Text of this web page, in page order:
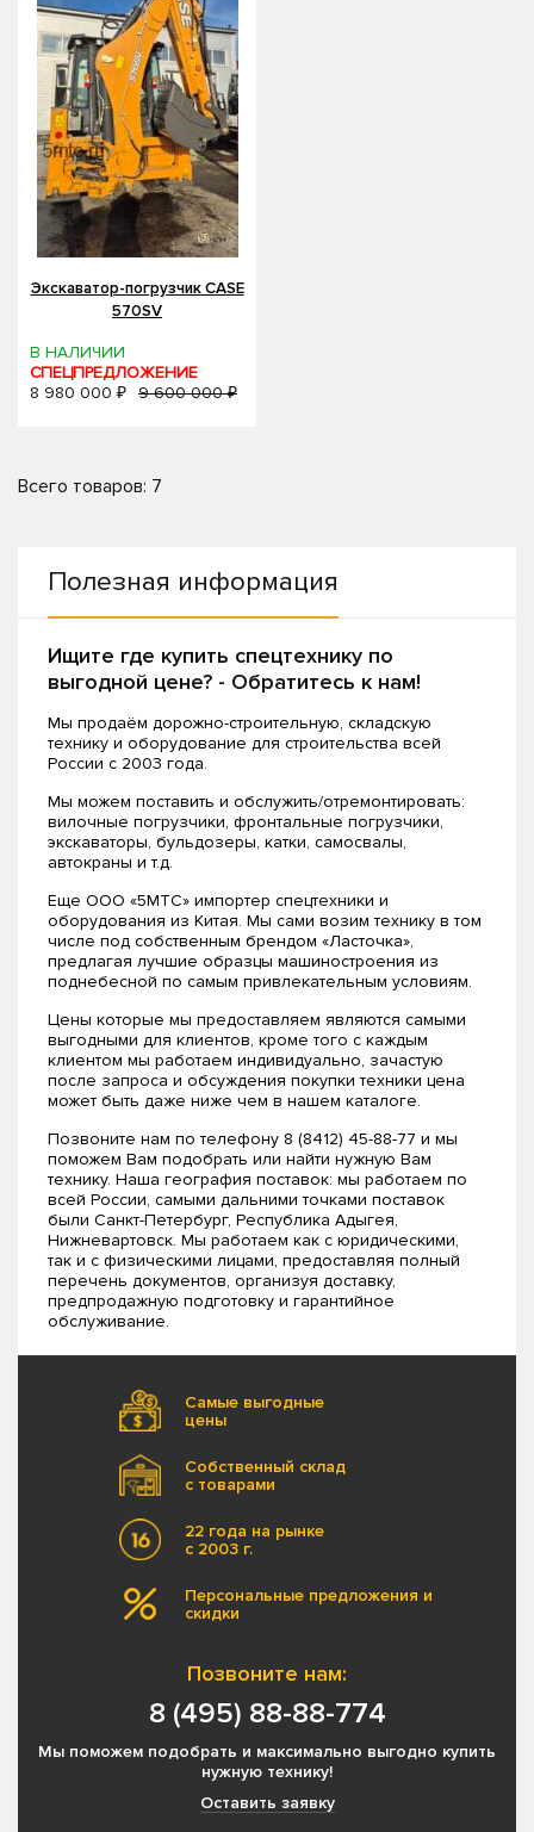
Экскаватор-погрузчик CASE
570SV
В НАЛИЧИИ
СПЕЦПРЕДЛОЖЕНИЕ
8 980 000 ₽ 9 600 000 ₽
Всего товаров: 7
Полезная информация
Ищите где купить спецтехнику по
выгодной цене? - Обратитесь к нам!
Мы продаём дорожно-строительную, складскую
технику и оборудование для строительства всей
России с 2003 года.
Мы можем поставить и обслужить/отремонтировать:
вилочные погрузчики, фронтальные погрузчики,
экскаваторы, бульдозеры, катки, самосвалы,
автокраны и т.д.
Еще ООО «5МТС» импортер спецтехники и
оборудования из Китая. Мы сами возим технику в том
числе под собственным брендом «Ласточка»,
предлагая лучшие образцы машиностроения из
поднебесной по самым привлекательным условиям.
Цены которые мы предоставляем являются самыми
выгодными для клиентов, кроме того с каждым
клиентом мы работаем индивидуально, зачастую
после запроса и обсуждения покупки техники цена
может быть даже ниже чем в нашем каталоге.
Позвоните нам по телефону 8 (8412) 45-88-77 и мы
поможем Вам подобрать или найти нужную Вам
технику. Наша география поставок: мы работаем по
всей России, самыми дальними точками поставок
были Санкт-Петербург, Республика Адыгея,
Нижневартовск. Мы работаем как с юридическими,
так и с физическими лицами, предоставляя полный
перечень документов, организуя доставку,
предпродажную подготовку и гарантийное
обслуживание.
Самые выгодные
цены
Собственный склад
с товарами
22 года на рынке
с 2003 г.
Персональные предложения и
скидки
Позвоните нам:
8 (495) 88-88-774
Мы поможем подобрать и максимально выгодно купить
нужную технику!
Оставить заявку